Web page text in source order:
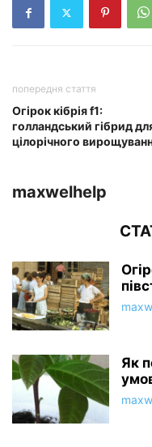
попередня стаття
Огірок кібрія f1:
голландський гібрид
цілорічного
maxwelhelp
Як